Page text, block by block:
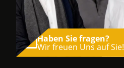
Haben Sie fragen?
Wir freuen Uns auf Sie!